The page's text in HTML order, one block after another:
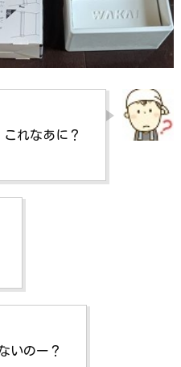
これなあに？
いのー？